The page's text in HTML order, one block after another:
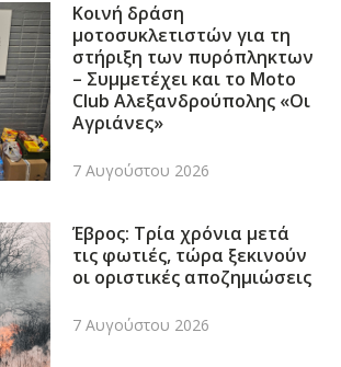
Κοινή δράση
μοτοσυκλετιστών για τη
στήριξη των πυρόπληκτων
– Συμμετέχει και το Moto
Club Αλεξανδρούπολης «Οι
Αγριάνες»
7 Αυγούστου 2026
Έβρος: Τρία χρόνια μετά
τις φωτιές, τώρα ξεκινούν
οι οριστικές αποζημιώσεις
7 Αυγούστου 2026